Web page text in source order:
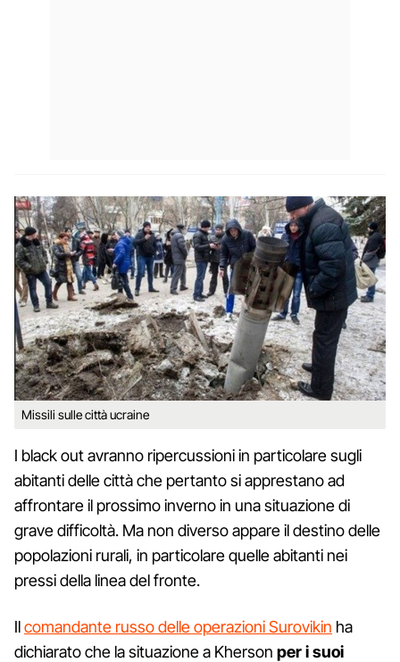
Missili sulle città ucraine
I black out avranno ripercussioni in particolare sugli
abitanti delle città che pertanto si apprestano ad
affrontare il prossimo inverno in una situazione di
grave difficoltà. Ma non diverso appare il destino delle
popolazioni rurali, in particolare quelle abitanti nei
pressi della linea del fronte.
Ilcomandante russo delle operazioni Surovikin ha
dichiarato che la situazione a Kherson per i suoi